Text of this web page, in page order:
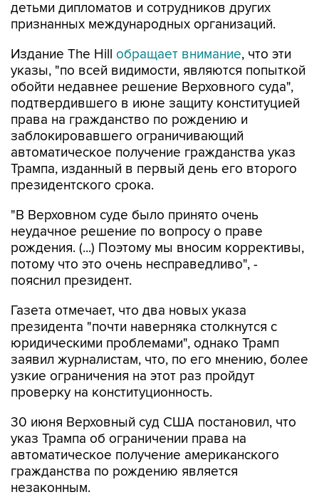
детьми дипломатов и сотрудников других
признанных международных организаций.
Издание The Hill обращает внимание, что эти
указы, "по всей видимости, являются попыткой
обойти недавнее решение Верховного суда",
подтвердившего в июне защиту конституцией
права на гражданство по рождению и
заблокировавшего ограничивающий
автоматическое получение гражданства указ
Трампа, изданный в первый день его второго
президентского срока.
"В Верховном суде было принято очень
неудачное решение по вопросу о праве
рождения. (...) Поэтому мы вносим коррективы,
потому что это очень несправедливо", -
пояснил президент.
Газета отмечает, что два новых указа
президента "почти наверняка столкнутся с
юридическими проблемами", однако Трамп
заявил журналистам, что, по его мнению, более
узкие ограничения на этот раз пройдут
проверку на конституционность.
30 июня Верховный суд США постановил, что
указ Трампа об ограничении права на
автоматическое получение американского
гражданства по рождению является
незаконным.